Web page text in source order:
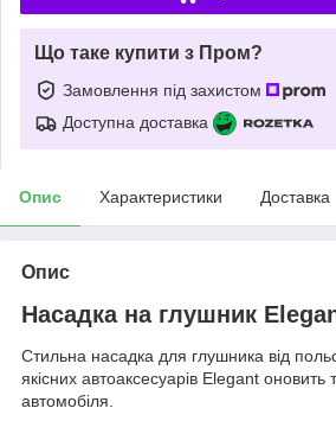
Що таке купити з Пром?
Замовлення під захистом
Доступна доставка
Опис Характеристики Доставка
Опис
Насадка на глушник
Стильна насадка для глушника від
якісних автоаксесуарів Elegant оновить
автомобіля.